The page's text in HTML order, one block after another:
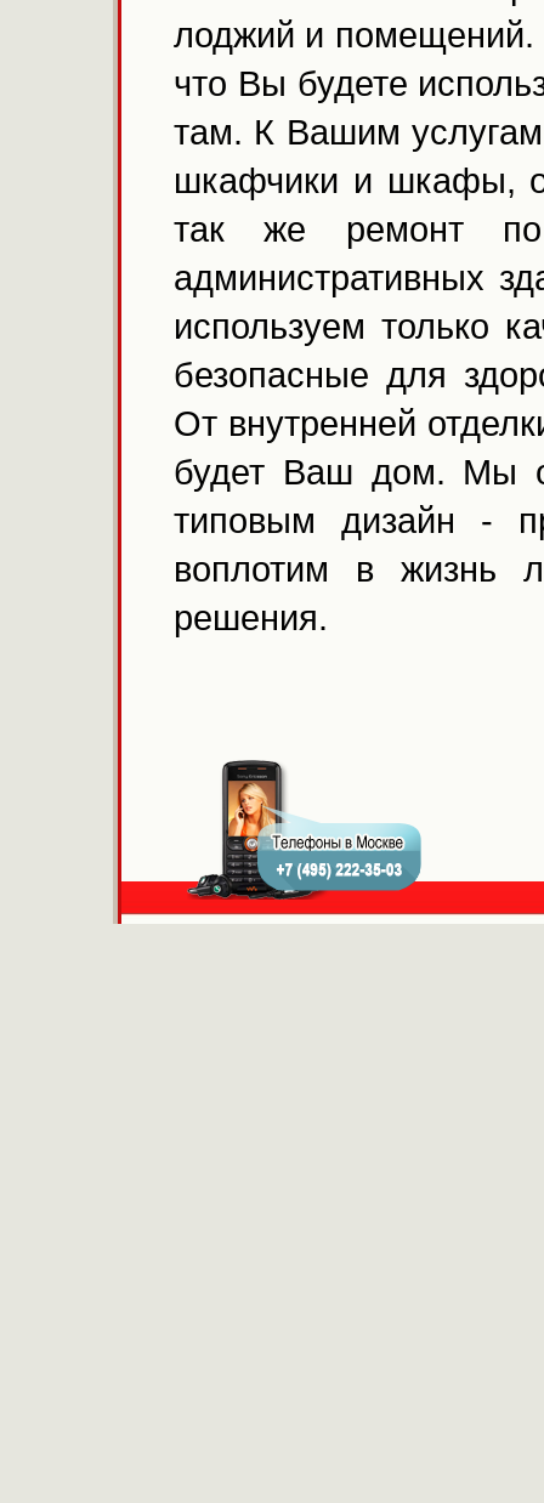
лоджий и
что Вы будете
там. К Вашим
шкафчики и шкафы,
так же ремонт
административных
используем только
безопасные для
От внутренней
будет Ваш дом. Мы
типовым дизайн -
воплотим в жизнь
решения.